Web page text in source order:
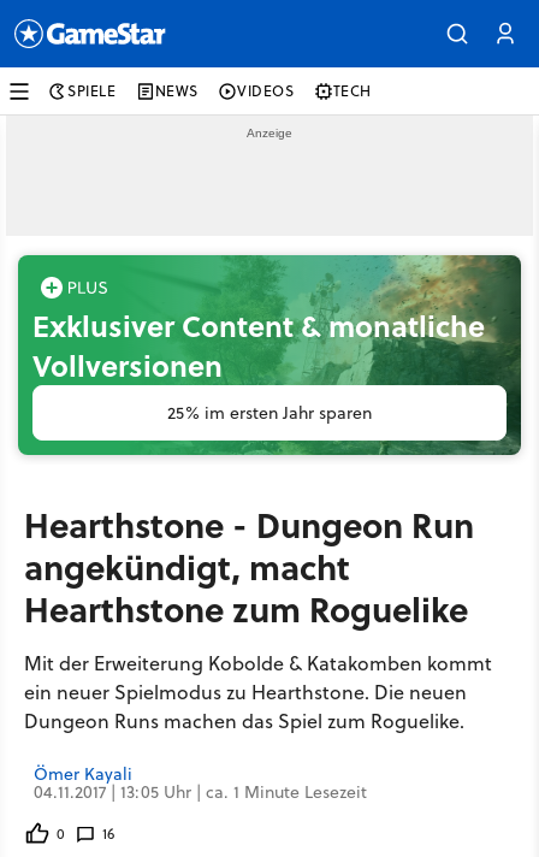
SPIELE NEWS VIDEOS TECH
Exklusiver Content & monatliche
Vollversionen
25% im ersten Jahr sparen
Hearthstone - Dungeon Run
angekündigt, macht
Hearthstone zum Roguelike
Mit der Erweiterung Kobolde & Katakomben kommt
ein neuer Spielmodus zu Hearthstone. Die neuen
Dungeon Runs machen das Spiel zum Roguelike.
Ömer Kayali
04.11.2017 | 13:05 Uhr | ca. 1 Minute Lesezeit
0 16